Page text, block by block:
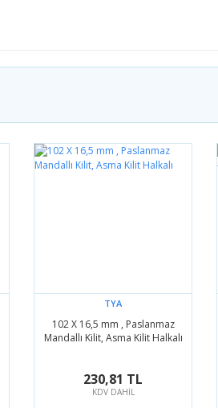
TYA
102 X 16,5 mm , Paslanmaz
Mandallı Kilit, Asma Kilit Halkalı
230,81 TL
KDV DAHİL